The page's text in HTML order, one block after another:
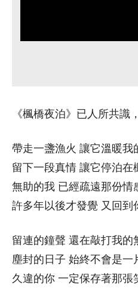
《楓橋夜泊》已人所共識
帶走一盞漁火 讓它溫暖我
留下一段真情 讓它停泊在
無助的我 已經疏遠那份情
許多年以後才發覺 又回到
留連的鐘聲 還在敲打我的
塵封的日子 始終不會是一
久違的你 一定保存著那張